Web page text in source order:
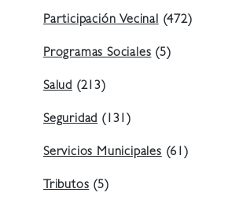
Participación Vecinal (472)
Programas Sociales (5)
Salud (213)
Seguridad (131)
Servicios Municipales (61)
Tributos (5)